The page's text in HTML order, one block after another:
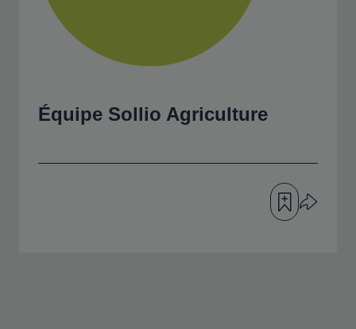
Équipe Sollio Agriculture
Ajouter à ma
Partager